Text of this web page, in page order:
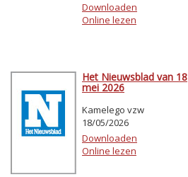
Downloaden
Online lezen
Het Nieuwsblad van 18
mei 2026
Kamelego vzw
18/05/2026
Downloaden
Online lezen